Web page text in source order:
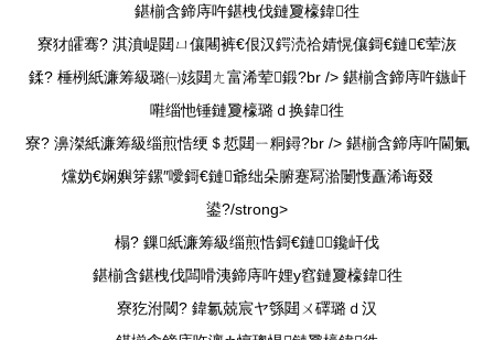
鍖椾含鍗庤吘鍖栧伐鏈夐檺鍏徃
寮犲皬骞? 淇濆崼閮ㄩ儴闀裤€佷汉鍔涜祫婧愰儴鎶€鏈€荤洃
鍒? 棰栵紙濂筹級璐㈠姟閮ㄤ富浠荤鍛?br /> 鍖椾含鍗庤吘鏃屽
嚡缁忚锤鏈夐檺璐ｄ换鍏徃
寮? 濞滐紙濂筹級缁煎悎绠＄悊閮ㄧ粡鐞?br /> 鍖椾含鍗庤吘閫氭
爣妫€娴嬩笌鏍″噯鎶€鏈爺绌朵腑蹇冩湁闄愯矗浠诲叕
鍙?/strong>
榻? 鏁紙濂筹級缁煎悎鎶€鏈鑱屽伐
鍖椾含鍖栧伐闆嗗洟鍗庤吘娌у窞鏈夐檺鍏徃
寮犵泭閾? 鍏氱兢宸ヤ綔閮ㄨ礋璐ｄ汉